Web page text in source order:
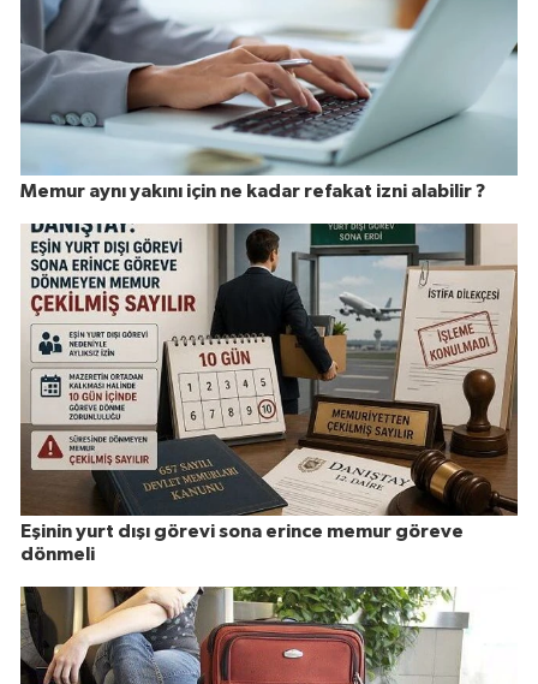
Memur aynı yakını için ne kadar refakat izni alabilir ?
Eşinin yurt dışı görevi sona erince memur göreve
dönmeli